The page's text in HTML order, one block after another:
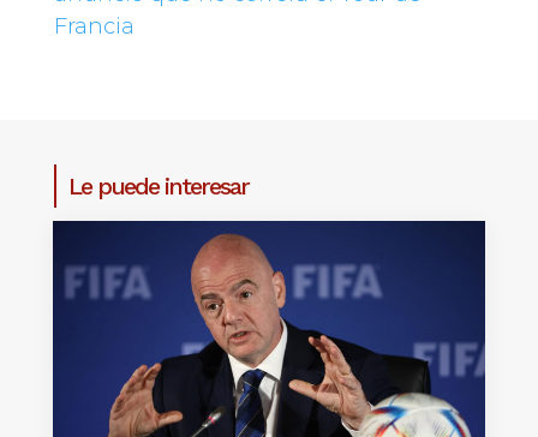
Francia
Le puede interesar